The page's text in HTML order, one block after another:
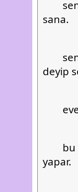
sana.
deyip
yapar.